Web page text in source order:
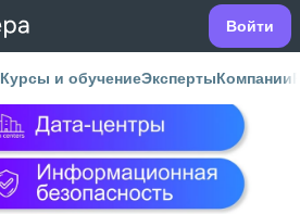
Войти
Курсы и обучениеЭкспертыКомпании